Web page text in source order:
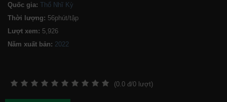
Quốc gia: Thổ Nhĩ Kỳ
Thời lượng: 56phút/tập
Lượt xem: 5,926
Năm xuất bản:
(0.0 đ/0 lượt)